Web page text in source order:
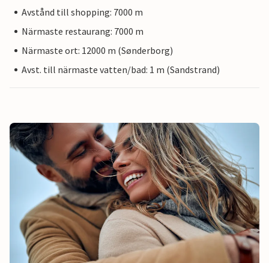
Avstånd till shopping: 7000 m
Närmaste restaurang: 7000 m
Närmaste ort: 12000 m (Sønderborg)
Avst. till närmaste vatten/bad: 1 m (Sandstrand)